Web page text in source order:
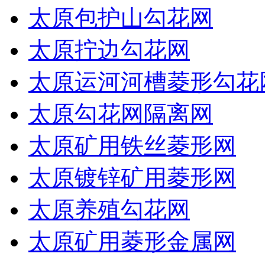
太原包护山勾花网
太原拧边勾花网
太原运河河槽菱形勾花
太原勾花网隔离网
太原矿用铁丝菱形网
太原镀锌矿用菱形网
太原养殖勾花网
太原矿用菱形金属网